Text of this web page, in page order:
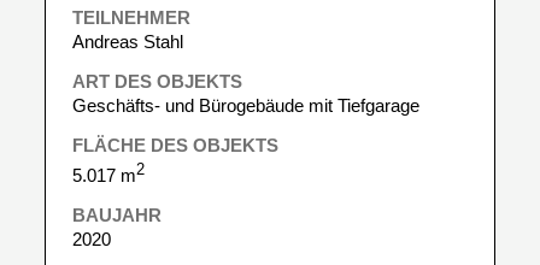
TEILNEHMER
Andreas Stahl
ART DES OBJEKTS
Geschäfts- und Bürogebäude mit Tiefgarage
FLÄCHE DES OBJEKTS
5.017 m2
BAUJAHR
2020